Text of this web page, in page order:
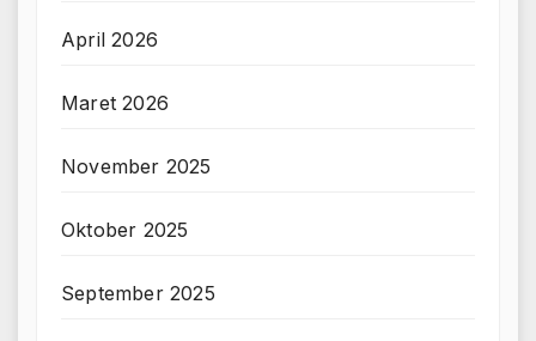
April 2026
Maret 2026
November 2025
Oktober 2025
September 2025